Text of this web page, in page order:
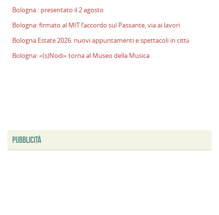
Bologna : presentato il 2 agosto
Bologna: firmato al MIT l’accordo sul Passante, via ai lavori
Bologna Estate 2026: nuovi appuntamenti e spettacoli in città
Bologna: «(s)Nodi» torna al Museo della Musica
PUBBLICITÀ